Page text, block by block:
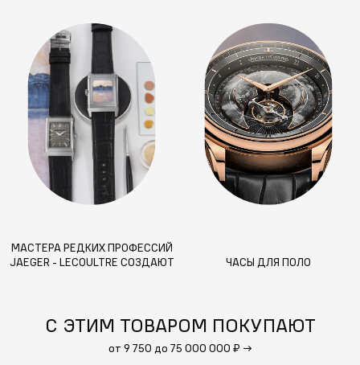
МАСТЕРА РЕДКИХ ПРОФЕССИЙ
JAEGER - LECOULTRE СОЗДАЮТ
ЧАСЫ ДЛЯ ПОЛО
С ЭТИМ ТОВАРОМ ПОКУПАЮТ
от 9 750 до 75 000 000 ₽ →